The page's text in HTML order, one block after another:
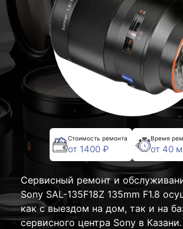
Стоимость ремонта
от 1400 ₽
Время
от 40
Сервисный ремонт и
Sony SAL-135F18Z 135mm F1.8
как с выездом на дом, так и на
сервисного центра Sony в